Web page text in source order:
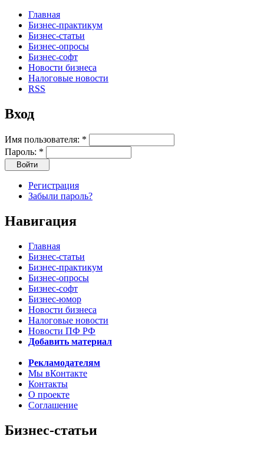
Главная
Бизнес-практикум
Бизнес-статьи
Бизнес-опросы
Бизнес-софт
Новости бизнеса
Налоговые новости
RSS
Вход
Имя пользователя: *
Пароль: *
Регистрация
Забыли пароль?
Навигация
Главная
Бизнес-статьи
Бизнес-практикум
Бизнес-опросы
Бизнес-софт
Бизнес-юмор
Новости бизнеса
Налоговые новости
Новости ПФ РФ
Добавить материал
Рекламодателям
Мы вКонтакте
Контакты
О проекте
Соглашение
Бизнес-статьи